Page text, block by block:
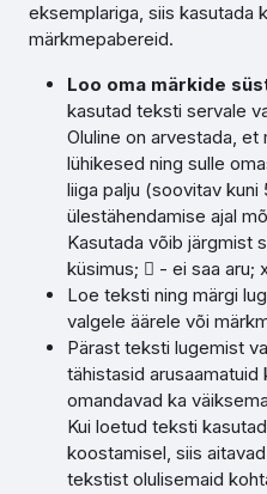
eksemplariga, siis kasutada
märkmepabereid.
Loo oma märkide
kasutad teksti servale
Oluline on arvestada,
lühikesed ning sulle
liiga palju (soovitav
ülestähendamise ajal
Kasutada võib järgmist
küsimus;  - ei saa aru;
Loe teksti ning märgi
valgele äärele või
Pärast teksti lugemist
tähistasid
omandavad ka
Kui loetud teksti
koostamisel, siis
tekstist olulisemaid